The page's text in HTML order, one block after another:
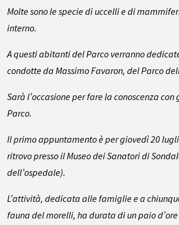
Molte sono le specie di uccelli e di
interno.
A questi abitanti del Parco verranno
condotte da Massimo Favaron, del Parco
Sarà l’occasione per fare la conoscenza
Parco.
Il primo appuntamento è per giovedì 20
ritrovo presso il Museo dei Sanatori di
dell’ospedale).
L’attività, dedicata alle famiglie e a
fauna del morelli, ha durata di un paio